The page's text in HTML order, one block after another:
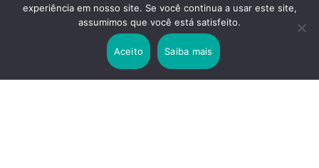
2 years ago
Lei Rouanet e Petrobras financiam evento em
que Lula pediu votos para Boulos
experiência em nosso site. Se você continua a usar este site,
assumimos que você está satisfeito.
Aceito Saiba mais